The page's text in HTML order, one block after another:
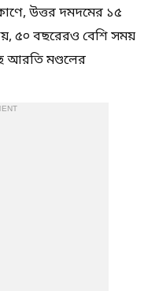
উত্তর দমদমের ১৫
৫০ বছরেরও বেশি সময়
আরতি মণ্ডলের